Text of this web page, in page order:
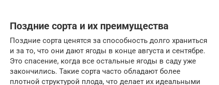
Поздние сорта и их преимущества
Поздние сорта ценятся за способность долго храниться
и за то, что они дают ягоды в конце августа и сентябре.
Это спасение, когда все остальные ягоды в саду уже
закончились. Такие сорта часто обладают более
плотной структурой плода, что делает их идеальными